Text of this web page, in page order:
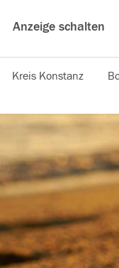
Anzeige schalten
Kreis Konstanz